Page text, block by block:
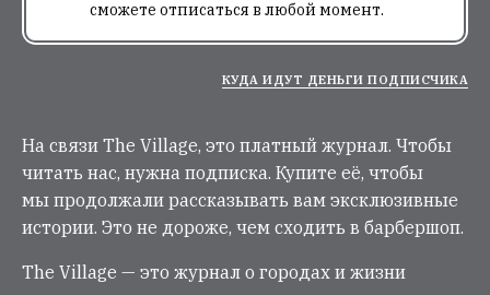
сможете отписаться в любой момент.
КУДА ИДУТ ДЕНЬГИ ПОДПИСЧИКА
На связи The Village, это платный журнал. Чтобы
читать нас, нужна подписка. Купите её, чтобы
мы продолжали рассказывать вам эксклюзивные
истории. Это не дороже, чем сходить в барбершоп.
The Village — это журнал о городах и жизни